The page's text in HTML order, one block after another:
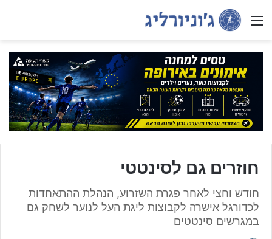
Menu
חוזרים גם לסינטטי
חודש וחצי לאחר פגרת השזרוע, הנהלת ההתאחדות
לכדורגל אישרה לקבוצות ליגת העל לנוער לשחק גם
במגרשים סינטטים